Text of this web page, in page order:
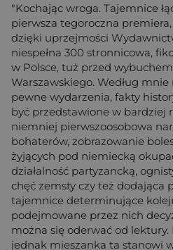
"Kochając wroga. Tajemnice
pierwsza tegoroczna
dzięki uprzejmości
niespełna 300 stronnicowa,
w Polsce, tuż przed
Warszawskiego. Według
pewne wydarzenia, fakty
być przedstawione w bardziej
niemniej pierwszoosobowa
bohaterów, zobrazowanie
żyjących pod niemiecką
działalność partyzancką,
chęć zemsty czy też dodająca
tajemnice determinujące
podejmowane przez nich
można się oderwać od
jednak mieszanka ta stanowi